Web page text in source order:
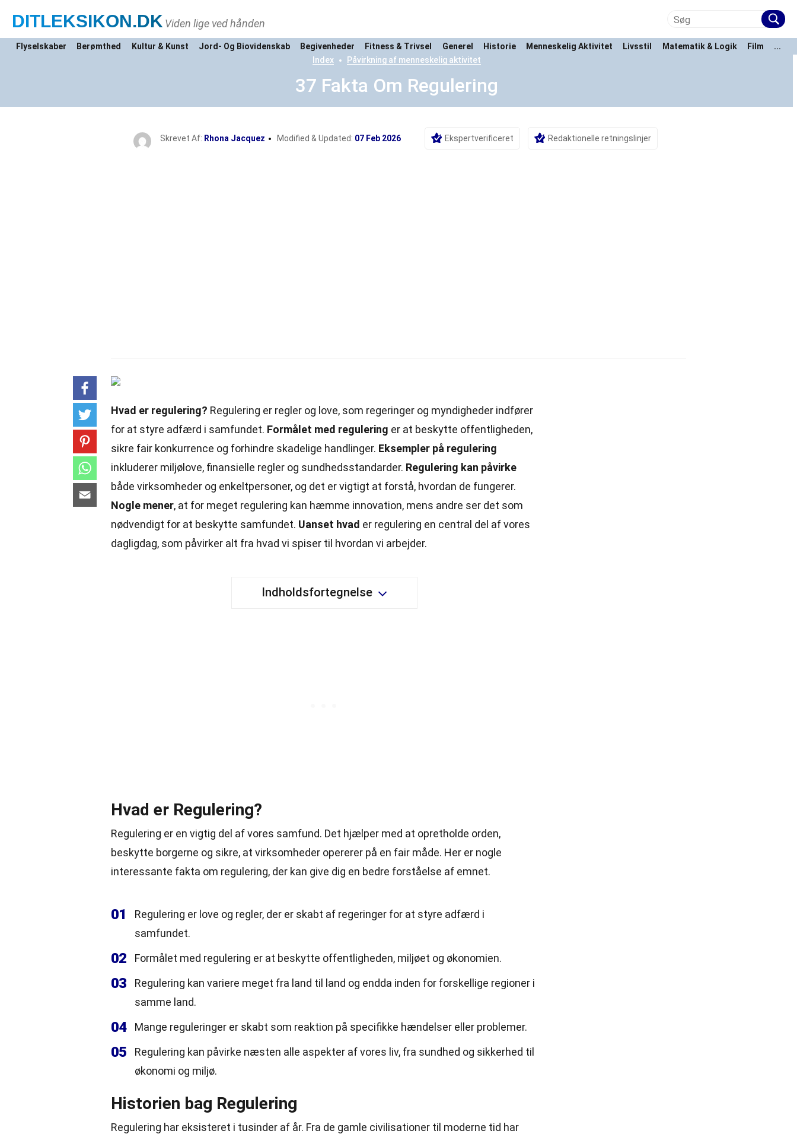
DITLEKSIKON.DK Viden lige ved hånden
Flyselskaber Berømthed Kultur & Kunst Jord- Og Biovidenskab Begivenheder Fitness & Trivsel Generel Historie Menneskelig Aktivitet Livsstil Matematik & Logik Film
...
Index
Påvirkning af menneskelig aktivitet
37 Fakta Om Regulering
Skrevet Af: Rhona Jacquez Modified & Updated: 07 Feb 2026 Ekspertverificeret Redaktionelle retningslinjer
Hvad er regulering? Regulering er regler og love, som regeringer og myndigheder indfører
for at styre adfærd i samfundet. Formålet med regulering er at beskytte offentligheden,
sikre fair konkurrence og forhindre skadelige handlinger. Eksempler på regulering
inkluderer miljølove, finansielle regler og sundhedsstandarder. Regulering kan påvirke
både virksomheder og enkeltpersoner, og det er vigtigt at forstå, hvordan de fungerer.
Nogle mener, at for meget regulering kan hæmme innovation, mens andre ser det som
nødvendigt for at beskytte samfundet. Uanset hvad er regulering en central del af vores
dagligdag, som påvirker alt fra hvad vi spiser til hvordan vi arbejder.
Indholdsfortegnelse
Hvad er Regulering?
Regulering er en vigtig del af vores samfund. Det hjælper med at opretholde orden,
beskytte borgerne og sikre, at virksomheder opererer på en fair måde. Her er nogle
interessante fakta om regulering, der kan give dig en bedre forståelse af emnet.
01
Regulering er love og regler, der er skabt af regeringer for at styre adfærd i
samfundet.
02 Formålet med regulering er at beskytte offentligheden, miljøet og økonomien.
03
Regulering kan variere meget fra land til land og endda inden for forskellige regioner i
samme land.
04 Mange reguleringer er skabt som reaktion på specifikke hændelser eller problemer.
05
Regulering kan påvirke næsten alle aspekter af vores liv, fra sundhed og sikkerhed til
økonomi og miljø.
Historien bag Regulering
Regulering har eksisteret i tusinder af år. Fra de gamle civilisationer til moderne tid har